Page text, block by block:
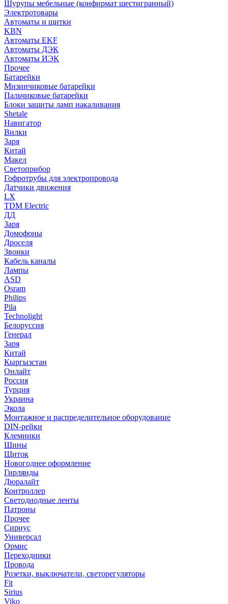
Шурупы мебельные (конфирмат шестигранный)
Электротовары
Автоматы и щитки
KBN
Автоматы EKF
Автоматы ДЭК
Автоматы ИЭК
Прочее
Батарейки
Мизинчиковые батарейки
Пальчиковые батарейки
Блоки защиты ламп накаливания
Shetale
Навигатор
Вилки
Заря
Китай
Макел
Светоприбор
Гофротрубы для электропровода
Датчики движения
LX
TDM Electric
ДД
Заря
Домофоны
Дроселя
Звонки
Кабель каналы
Лампы
ASD
Osram
Philips
Pila
Technolight
Белоруссия
Генерал
Заря
Китай
Кыргызстан
Онлайт
Россия
Турция
Украина
Экола
Монтажное и распределительное оборудование
DIN-рейки
Клемники
Шины
Щиток
Новогоднее оформление
Гирлянды
Дюралайт
Контроллер
Светодиодные ленты
Патроны
Прочее
Сириус
Универсал
Ормис
Переходники
Провода
Розетки, выключатели, светорегуляторы
Fit
Sirius
Viko